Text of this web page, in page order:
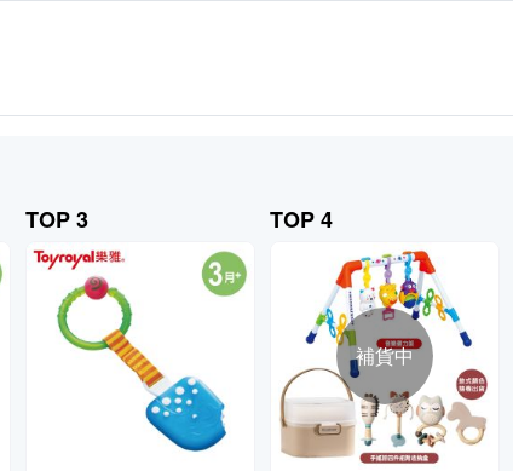
TOP 3 TOP 4
補貨中